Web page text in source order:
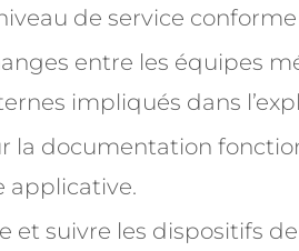
de service
entre les équipes
impliqués dans
la documentation
applicative.
et suivre les dispositifs